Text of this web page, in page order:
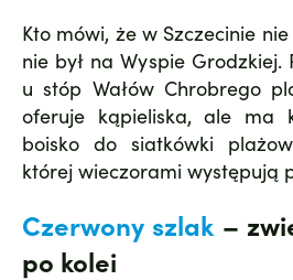
Kto mówi, że w Szczecinie
nie był na Wyspie Grodzkiej.
u stóp Wałów Chrobrego
oferuje kąpieliska, ale ma
boisko do siatkówki
której wieczorami występują
Czerwony szlak –
po kolei